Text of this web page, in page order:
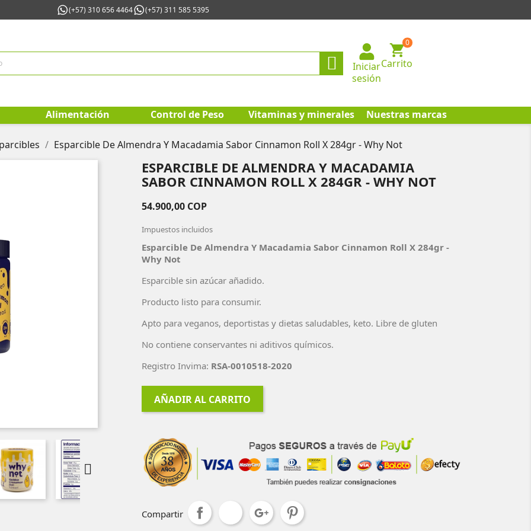
(+57) 310 656 4464 (+57) 311 585 5395

Iniciar
sesión
Carrito
0
Alimentación Control de Peso Vitaminas y minerales Nuestras marcas
Esparcible De Almendra Y Macadamia Sabor Cinnamon Roll X 284gr - Why Not

ESPARCIBLE DE ALMENDRA Y MACADAMIA
SABOR CINNAMON ROLL X 284GR - WHY NOT
54.900,00 COP
Impuestos incluidos
Esparcible De Almendra Y Macadamia Sabor Cinnamon Roll X 284gr -
Why Not
Esparcible sin azúcar añadido.
Producto listo para consumir.
Apto para veganos, deportistas y dietas saludables, keto. Libre de gluten
No contiene conservantes ni aditivos químicos.
Registro Invima: RSA-0010518-2020
AÑADIR AL CARRITO
Compartir